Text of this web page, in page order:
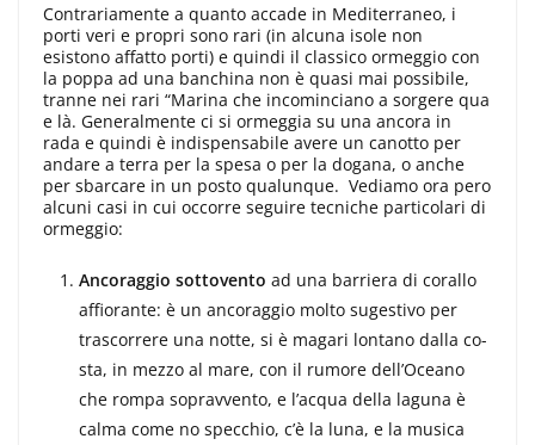
Contrariamente a quanto accade in Medi­terraneo, i
porti veri e propri sono rari (in alcuna isole non
esistono affatto por­ti) e quindi il classico ormeggio con
la poppa ad una banchina non è quasi mai possibile,
tranne nei rari “Marina che incominciano a sorgere qua
e là. Gene­ralmente ci si ormeggia su una ancora in
rada e quindi è indispensabile avere un canotto per
andare a terra per la spesa o per la dogana, o anche
per sbarcare in un posto qualunque. Vediamo ora pero
al­cuni casi in cui occorre seguire tecniche particolari di
ormeggio:
Ancoraggio sottovento ad una barriera di corallo
affiorante: è un anco­raggio molto sugestivo per
trascorrere una notte, si è magari lontano dalla co­
sta, in mezzo al mare, con il rumore del­l’Oceano
che rompa sopravvento, e l’acqua della laguna è
calma come no specchio, c’è la luna, e la musica